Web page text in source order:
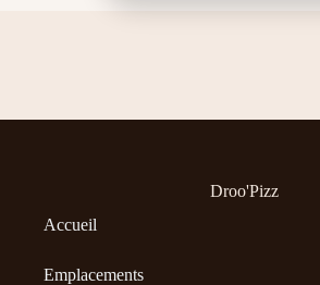
Droo'Pizz
Accueil
Emplacements